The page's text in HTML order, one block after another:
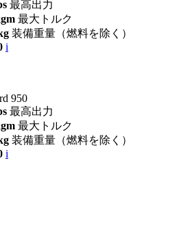
最高出力
最大トルク
装備重量（燃料を除く）
i
950
最高出力
最大トルク
装備重量（燃料を除く）
i